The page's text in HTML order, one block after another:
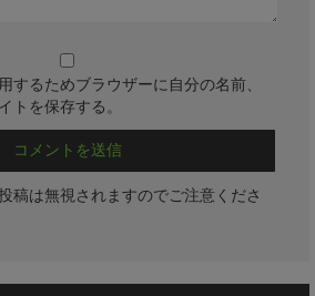
するためブラウザーに自分の名前、
トを保存する。
稿は無視されますのでご注意くださ